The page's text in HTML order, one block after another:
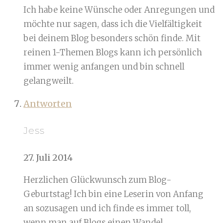
Ich habe keine Wünsche oder Anregungen und
möchte nur sagen, dass ich die Vielfältigkeit
bei deinem Blog besonders schön finde. Mit
reinen 1-Themen Blogs kann ich persönlich
immer wenig anfangen und bin schnell
gelangweilt.
Antworten
Jess
27. Juli 2014
Herzlichen Glückwunsch zum Blog-
Geburtstag! Ich bin eine Leserin von Anfang
an sozusagen und ich finde es immer toll,